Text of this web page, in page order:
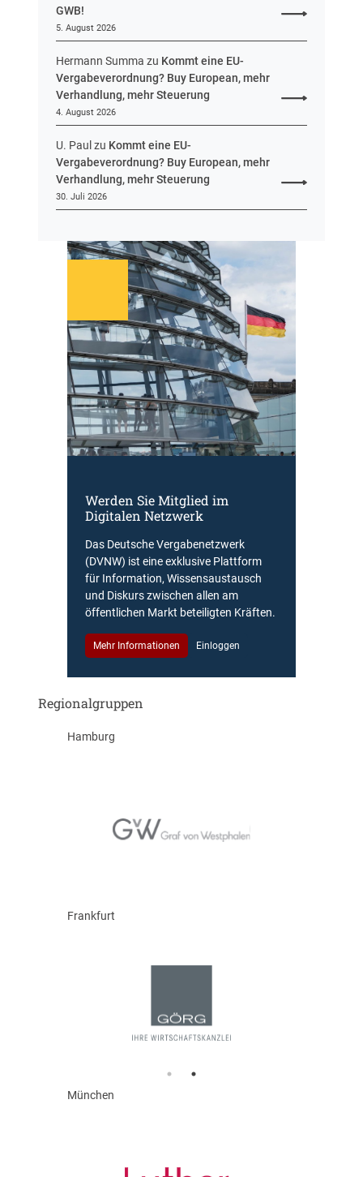
GWB!
5. August 2026
Hermann Summa zu Kommt eine EU-
Vergabeverordnung? Buy European, mehr
Verhandlung, mehr Steuerung
4. August 2026
U. Paul zu Kommt eine EU-
Vergabeverordnung? Buy European, mehr
Verhandlung, mehr Steuerung
30. Juli 2026
Werden Sie Mitglied im
Digitalen Netzwerk
Das Deutsche Vergabenetzwerk
(DVNW) ist eine exklusive Plattform
für Information, Wissensaustausch
und Diskurs zwischen allen am
öffentlichen Markt beteiligten Kräften.
Mehr Informationen Einloggen
Regionalgruppen
Hamburg
Frankfurt
München